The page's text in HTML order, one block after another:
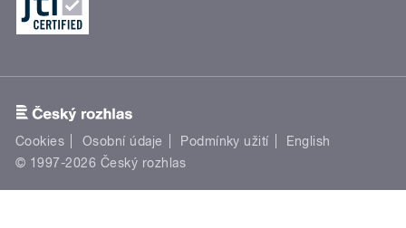
Cookies Osobní údaje Podmínky užití
English
© 1997-2026 Český rozhlas